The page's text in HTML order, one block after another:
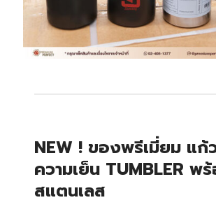
NEW ! ของพรีเมี่ยม แก้
ความเย็น TUMBLER พ
สแตนเลส